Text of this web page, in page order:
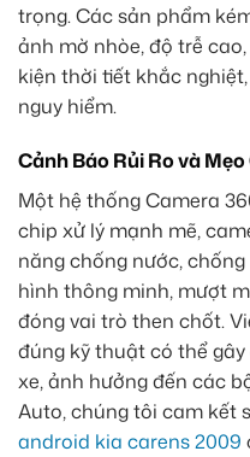
trọng. Các sản phẩm
ảnh mờ nhòe, độ trễ
kiện thời tiết khắc
nguy hiểm.
Cảnh Báo Rủi Ro và
Một hệ thống Camera
chip xử lý mạnh mẽ,
năng chống nước,
hình thông minh, mượt
đóng vai trò then chốt.
đúng kỹ thuật có thể
xe, ảnh hưởng đến các
Auto, chúng tôi cam kết
android kia carens 2009